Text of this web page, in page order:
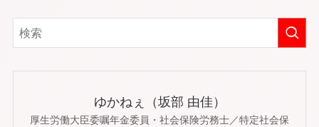
ゆかねぇ（坂部 由佳）
厚生労働大臣委嘱年金委員・社会保険労務士／特定社会保